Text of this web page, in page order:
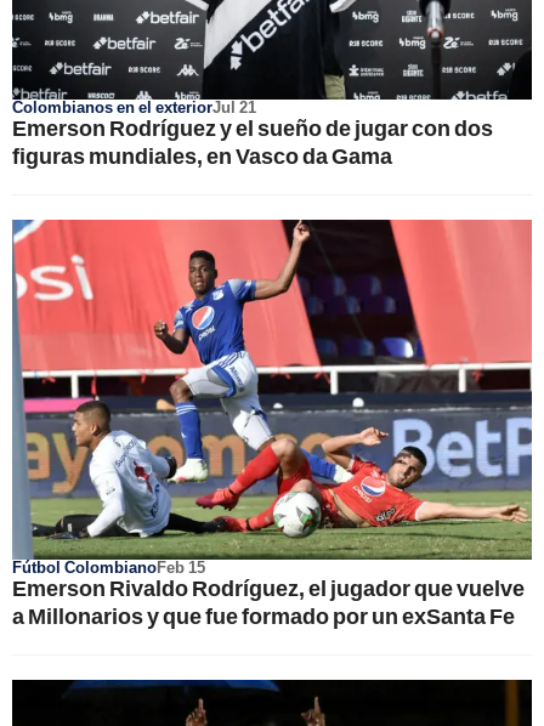
Colombianos en el exteriorJul 21
Emerson Rodríguez y el sueño de jugar con dos
figuras mundiales, en Vasco da Gama
Fútbol ColombianoFeb 15
Emerson Rivaldo Rodríguez, el jugador que vuelve
a Millonarios y que fue formado por un exSanta Fe